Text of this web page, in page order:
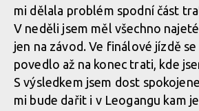
mi dělala problém spodní část
V neděli jsem měl všechno
jen na závod. Ve finálové jízdě
povedlo až na konec trati, kde
S výsledkem jsem dost
mi bude dařit i v Leogangu kam